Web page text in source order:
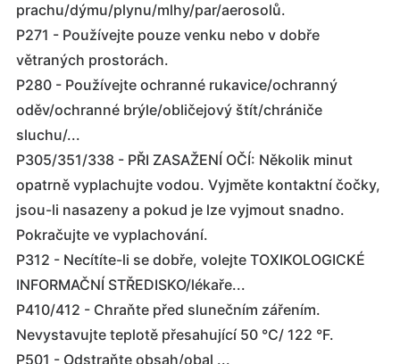
prachu/dýmu/plynu/mlhy/par/aerosolů.
P271 - Používejte pouze venku nebo v dobře
větraných prostorách.
P280 - Používejte ochranné rukavice/ochranný
oděv/ochranné brýle/obličejový štít/chrániče
sluchu/...
P305/351/338 - PŘI ZASAŽENÍ OČÍ: Několik minut
opatrně vyplachujte vodou. Vyjměte kontaktní čočky,
jsou-li nasazeny a pokud je lze vyjmout snadno.
Pokračujte ve vyplachování.
P312 - Necítíte-li se dobře, volejte TOXIKOLOGICKÉ
INFORMAČNÍ STŘEDISKO/lékaře...
P410/412 - Chraňte před slunečním zářením.
Nevystavujte teplotě přesahující 50 °C/ 122 °F.
P501 - Odstraňte obsah/obal ...